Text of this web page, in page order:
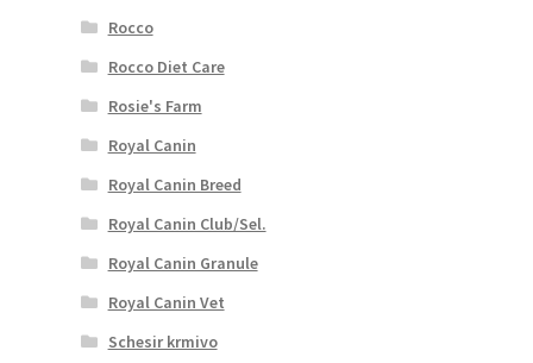
Rocco
Rocco Diet Care
Rosie's Farm
Royal Canin
Royal Canin Breed
Royal Canin Club/Sel.
Royal Canin Granule
Royal Canin Vet
Schesir krmivo